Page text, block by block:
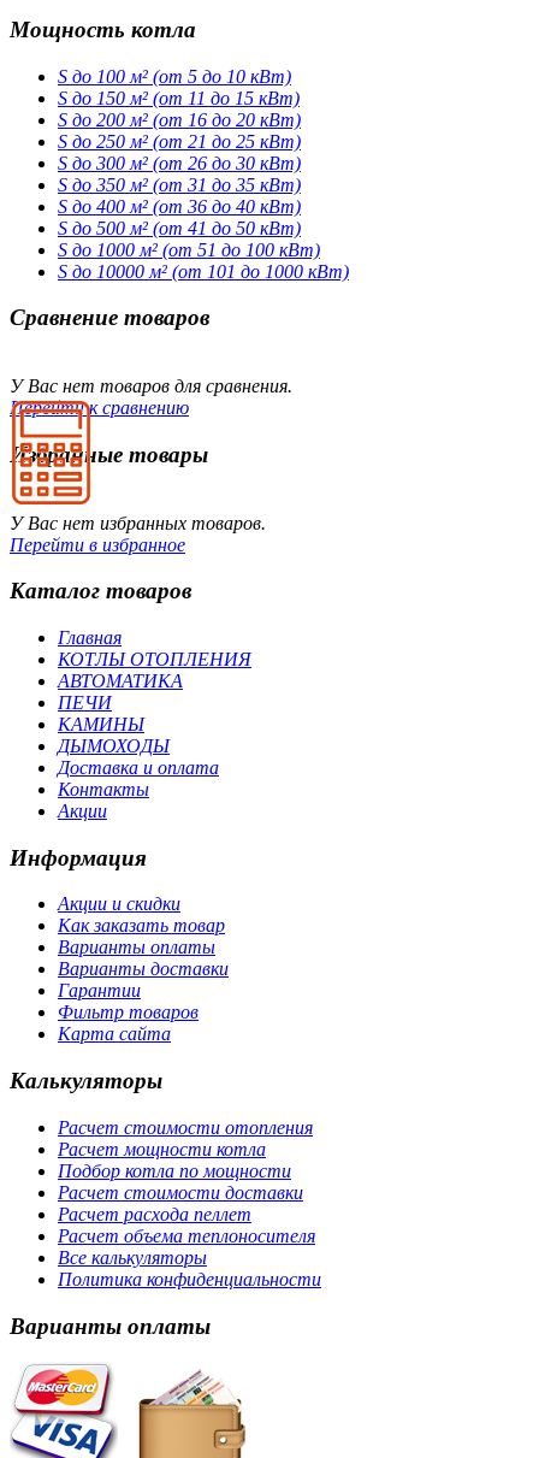
Мощность котла
S до 100 м² (от 5 до 10 кВт)
S до 150 м² (от 11 до 15 кВт)
S до 200 м² (от 16 до 20 кВт)
S до 250 м² (от 21 до 25 кВт)
S до 300 м² (от 26 до 30 кВт)
S до 350 м² (от 31 до 35 кВт)
S до 400 м² (от 36 до 40 кВт)
S до 500 м² (от 41 до 50 кВт)
S до 1000 м² (от 51 до 100 кВт)
S до 10000 м² (от 101 до 1000 кВт)
Сравнение товаров
У Вас нет товаров для сравнения.
Перейти к сравнению
Избранные товары
У Вас нет избранных товаров.
Перейти в избранное
Каталог товаров
Главная
КОТЛЫ ОТОПЛЕНИЯ
АВТОМАТИКА
ПЕЧИ
КАМИНЫ
ДЫМОХОДЫ
Доставка и оплата
Контакты
Акции
Информация
Акции и скидки
Как заказать товар
Варианты оплаты
Варианты доставки
Гарантии
Фильтр товаров
Карта сайта
Калькуляторы
Расчет стоимости отопления
Расчет мощности котла
Подбор котла по мощности
Расчет стоимости доставки
Расчет расхода пеллет
Расчет объема теплоносителя
Все калькуляторы
Политика конфиденциальности
Варианты оплаты